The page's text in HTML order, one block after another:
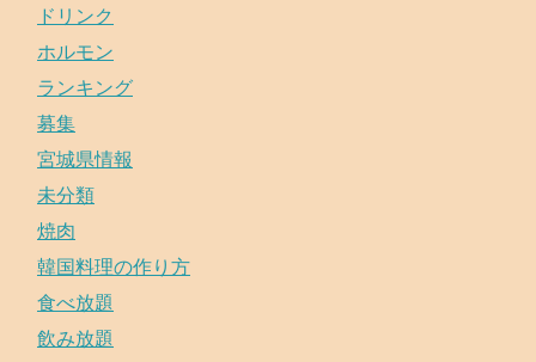
ドリンク
ホルモン
ランキング
募集
宮城県情報
未分類
焼肉
韓国料理の作り方
食べ放題
飲み放題